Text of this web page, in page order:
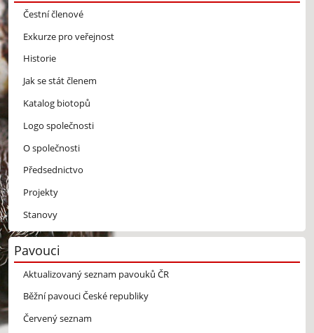
Čestní členové
Exkurze pro veřejnost
Historie
Jak se stát členem
Katalog biotopů
Logo společnosti
O společnosti
Předsednictvo
Projekty
Stanovy
Pavouci
Aktualizovaný seznam pavouků ČR
Běžní pavouci České republiky
Červený seznam